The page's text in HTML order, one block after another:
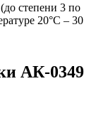
степени 3 по
20°С – 30
АК-0349